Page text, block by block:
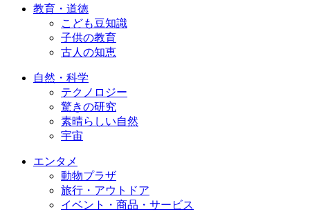
教育・道徳
こども豆知識
子供の教育
古人の知恵
自然・科学
テクノロジー
驚きの研究
素晴らしい自然
宇宙
エンタメ
動物プラザ
旅行・アウトドア
イベント・商品・サービス